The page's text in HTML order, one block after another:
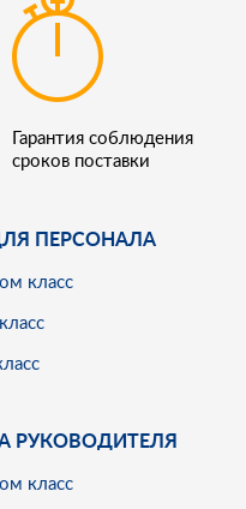
Гарантия соблюдения
сроков поставки
ПЕРСОНАЛА
класс
РУКОВОДИТЕЛЯ
класс